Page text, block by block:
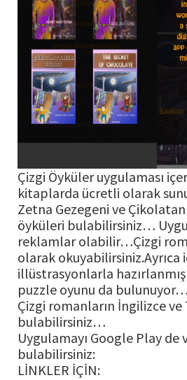
Çizgi Öyküler uygulaması
kitaplarda ücretli olarak
Zetna Gezegeni ve
öyküleri bulabilirsiniz…
reklamlar olabilir…Çizgi
olarak
illüstrasyonlarla
puzzle oyunu da bulunuyor…
Çizgi romanların İngilizce
bulabilirsiniz…
Uygulamayı Google Play de
bulabilirsiniz:
LİNKLER İÇİN: